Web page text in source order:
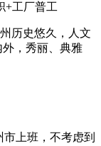
+工厂普工
历史悠久，人文
，秀丽、典雅
市上班，不考虑到